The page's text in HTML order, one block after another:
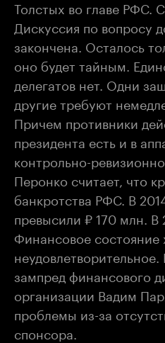
Толстых во главе РФС. С
Дискуссия по вопросу
закончена. Осталось
оно будет тайным.
делегатов нет. Одни
другие требуют
Причем противники
президента есть и в
контрольно-
Перонко считает, что
банкротства РФС. В
превысили ₽ 170 млн. В
Финансовое состояние
зампред финансового
организации Вадим
проблемы из-за
спонсора.